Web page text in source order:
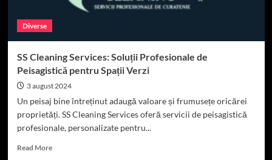
Diverse
SS Cleaning Services: Soluții Profesionale de
Peisagistică pentru Spații Verzi
3 august 2024
Un peisaj bine întreținut adaugă valoare și frumusețe oricărei
proprietăți. SS Cleaning Services oferă servicii de peisagistică
profesionale, personalizate pentru...
Read MoreRead